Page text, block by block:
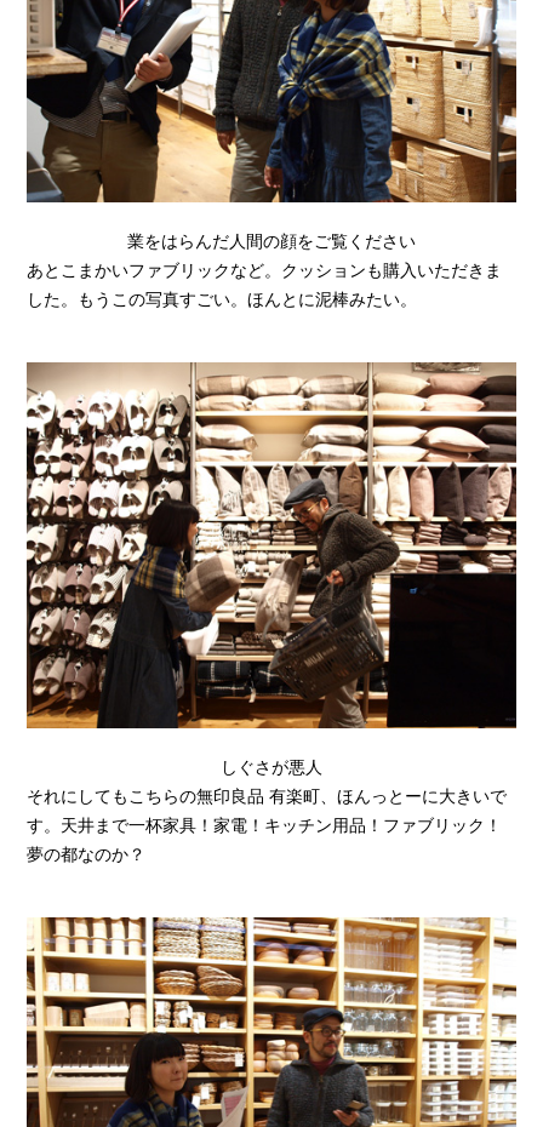
業をはらんだ人間の顔をご覧ください
あとこまかいファブリックなど。クッションも購入いただきま
した。もうこの写真すごい。ほんとに泥棒みたい。
しぐさが悪人
それにしてもこちらの無印良品 有楽町、ほんっとーに大きいで
す。天井まで一杯家具！家電！キッチン用品！ファブリック！
夢の都なのか？